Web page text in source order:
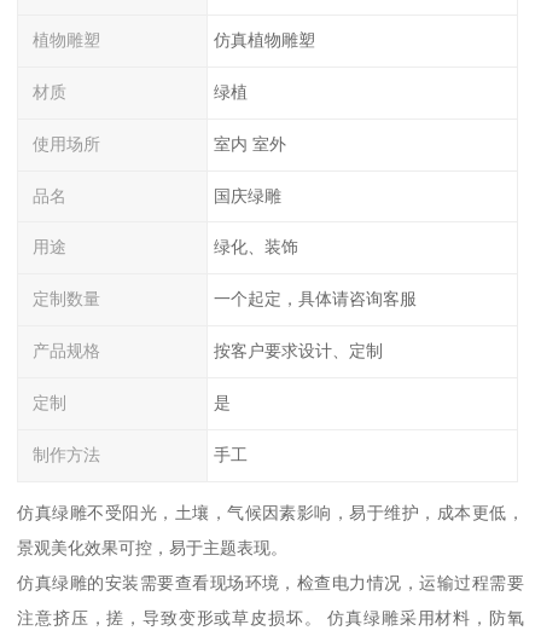
植物雕塑 仿真植物雕塑
材质 绿植
使用场所 室内 室外
品名 国庆绿雕
用途 绿化、装饰
定制数量 一个起定，具体请咨询客服
产品规格 按客户要求设计、定制
定制 是
制作方法 手工
仿真绿雕不受阳光，土壤，气候因素影响，易于维护，成本更低，
景观美化效果可控，易于主题表现。
仿真绿雕的安装需要查看现场环境，检查电力情况，运输过程需要
注意挤压，搓，导致变形或草皮损坏。 仿真绿雕采用材料，防氧